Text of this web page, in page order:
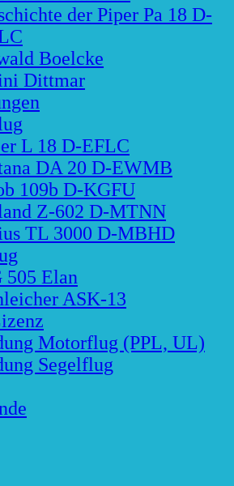
der Piper Pa 18 D-
Boelcke
Dittmar
L 18 D-EFLC
DA 20 D-EWMB
109b D-KGFU
Z-602 D-MTNN
TL 3000 D-MBHD
505 Elan
ASK-13
Motorflug (PPL, UL)
Segelflug